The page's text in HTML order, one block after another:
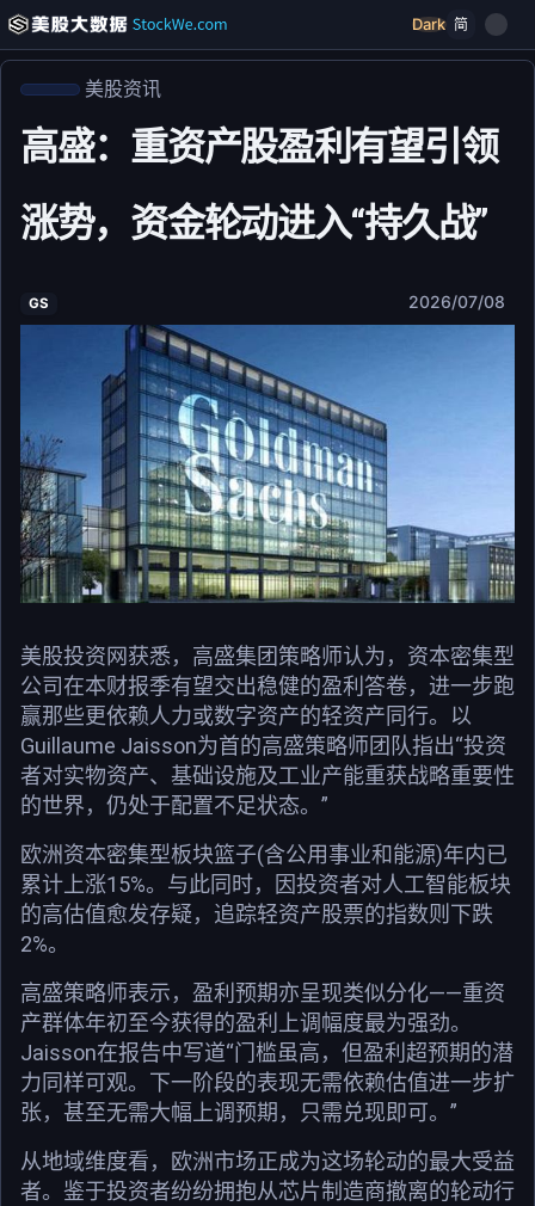
Dark 简
美股资讯
高盛：重资产股盈利有望引领
涨势，资金轮动进入“持久战”
GS 2026/07/08
美股投资网获悉，高盛集团策略师认为，资本密集型
公司在本财报季有望交出稳健的盈利答卷，进一步跑
赢那些更依赖人力或数字资产的轻资产同行。以
Guillaume Jaisson为首的高盛策略师团队指出“投资
者对实物资产、基础设施及工业产能重获战略重要性
的世界，仍处于配置不足状态。”
欧洲资本密集型板块篮子(含公用事业和能源)年内已
累计上涨15%。与此同时，因投资者对人工智能板块
的高估值愈发存疑，追踪轻资产股票的指数则下跌
2%。
高盛策略师表示，盈利预期亦呈现类似分化——重资
产群体年初至今获得的盈利上调幅度最为强劲。
Jaisson在报告中写道“门槛虽高，但盈利超预期的潜
力同样可观。下一阶段的表现无需依赖估值进一步扩
张，甚至无需大幅上调预期，只需兑现即可。”
从地域维度看，欧洲市场正成为这场轮动的最大受益
者。鉴于投资者纷纷拥抱从芯片制造商撤离的轮动行